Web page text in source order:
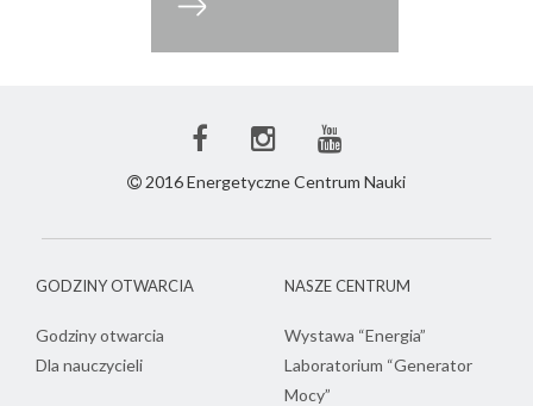
FacebookInstagram
ECN
ECN
2016 Energetyczne Centrum Nauki
GODZINY OTWARCIA
Godziny otwarcia
Dla nauczycieli
NASZE CENTRUM
Wystawa “Energia”
Laboratorium “Generator
Mocy”